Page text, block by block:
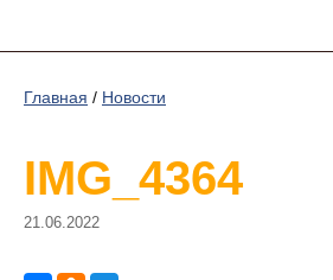
Главная / Новости
IMG_4364
21.06.2022